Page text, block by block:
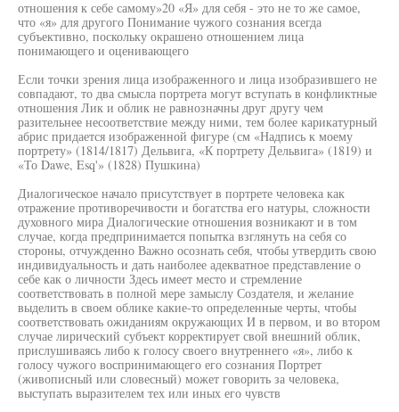
отношения к себе самому»20 «Я» для себя - это не то же самое,
что «я» для другого Понимание чужого сознания всегда
субъективно, поскольку окрашено отношением лица
понимающего и оценивающего
Если точки зрения лица изображенного и лица изобразившего не
совпадают, то два смысла портрета могут вступать в конфликтные
отношения Лик и облик не равнозначны друг другу чем
разительнее несоответствие между ними, тем более карикатурный
абрис придается изображенной фигуре (см «Надпись к моему
портрету» (1814/1817) Дельвига, «К портрету Дельвига» (1819) и
«То Dawe, Esq'» (1828) Пушкина)
Диалогическое начало присутствует в портрете человека как
отражение противоречивости и богатства его натуры, сложности
духовного мира Диалогические отношения возникают и в том
случае, когда предпринимается попытка взглянуть на себя со
стороны, отчужденно Важно осознать себя, чтобы утвердить свою
индивидуальность и дать наиболее адекватное представление о
себе как о личности Здесь имеет место и стремление
соответствовать в полной мере замыслу Создателя, и желание
выделить в своем облике какие-то определенные черты, чтобы
соответствовать ожиданиям окружающих И в первом, и во втором
случае лирический субъект корректирует свой внешний облик,
прислушиваясь либо к голосу своего внутреннего «я», либо к
голосу чужого воспринимающего его сознания Портрет
(живописный или словесный) может говорить за человека,
выступать выразителем тех или иных его чувств